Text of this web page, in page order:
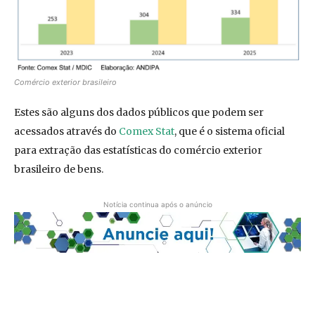
Comércio exterior brasileiro
Estes são alguns dos dados públicos que podem ser
acessados através do Comex Stat, que é o sistema oficial
para extração das estatísticas do comércio exterior
brasileiro de bens.
Notícia continua após o anúncio